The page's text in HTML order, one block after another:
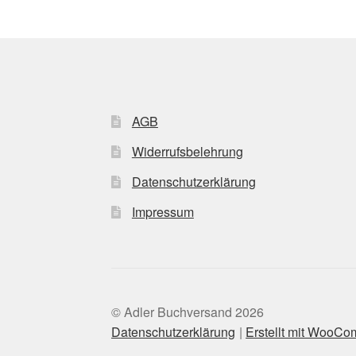
AGB
Widerrufsbelehrung
Datenschutzerklärung
Impressum
© Adler Buchversand 2026
Datenschutzerklärung
Erstellt mit